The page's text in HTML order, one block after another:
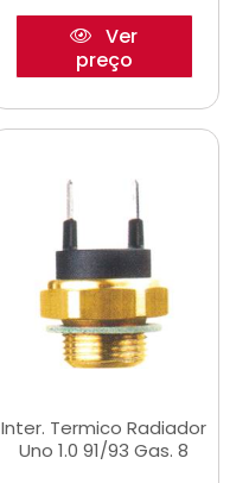
Ver
preço
Inter. Termico Radiador
Uno 1.0 91/93 Gas. 8